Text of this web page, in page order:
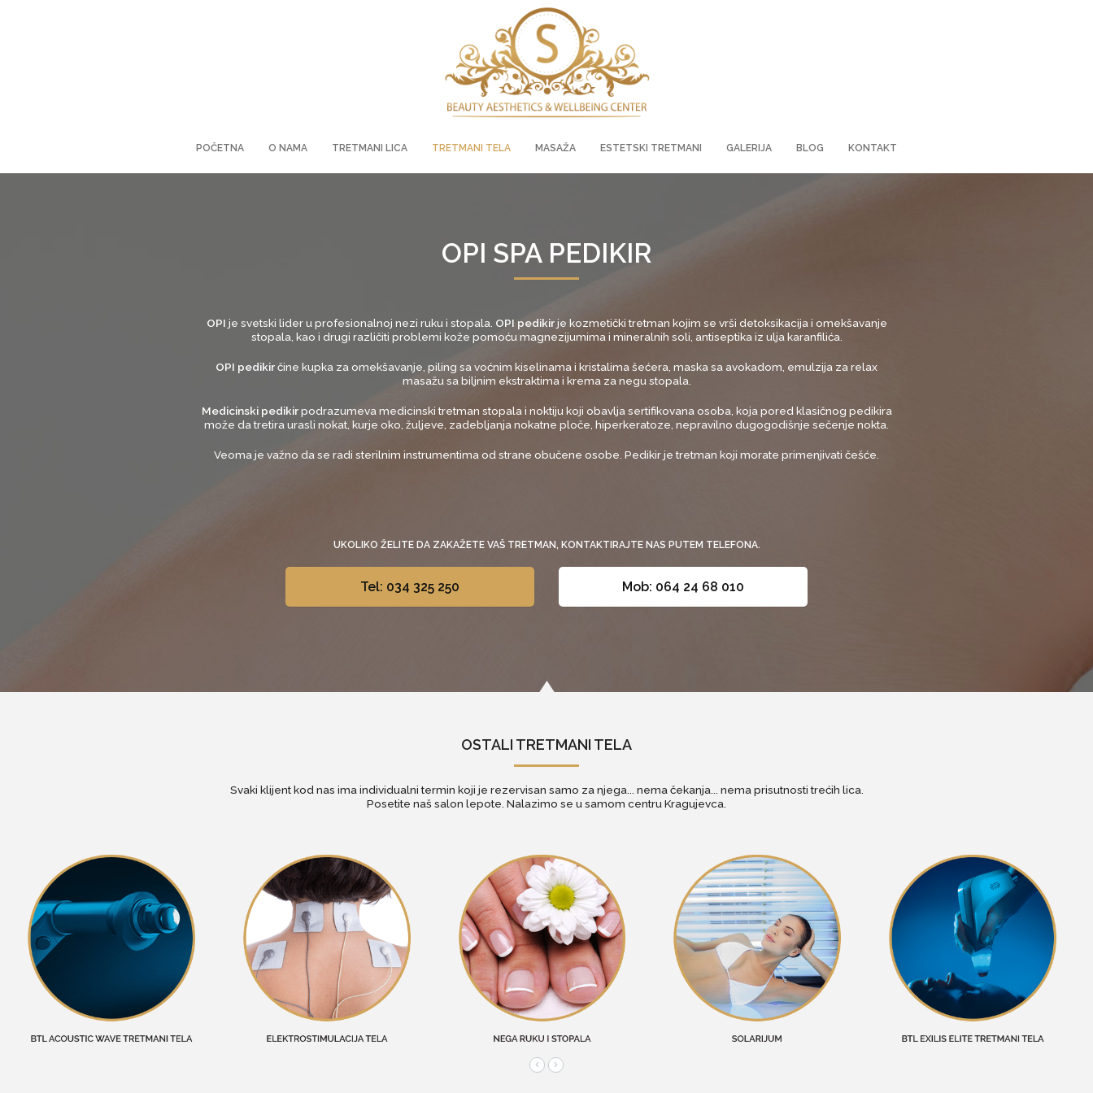
POČETNA O NAMA TRETMANI LICA TRETMANI TELA MASAŽA ESTETSKI TRETMANI GALERIJA BLOG KONTAKT
OPI SPA PEDIKIR
OPI je svetski lider u profesionalnoj nezi ruku i stopala. OPI pedikirje kozmetički tretman kojim se vrši detoksikacija i omekšavanje
stopala, kao i drugi različiti problemi kože pomoću magnezijumima i mineralnih soli, antiseptika iz ulja karanfilića.
OPI pedikirčine kupka za omekšavanje, piling sa voćnim kiselinama i kristalima šećera, maska sa avokadom, emulzija za relax
masažu sa biljnim ekstraktima i krema za negu stopala.
Medicinski pedikirpodrazumeva medicinski tretman stopala i noktiju koji obavlja sertifikovana osoba, koja pored klasičnog pedikira
može da tretira urasli nokat, kurje oko, žuljeve, zadebljanja nokatne ploče, hiperkeratoze, nepravilno dugogodišnje sečenje nokta.
Veoma je važno da se radi sterilnim instrumentima od strane obučene osobe. Pedikir je tretman koji morate primenjivati češće.
UKOLIKO ŽELITE DA ZAKAŽETE VAŠ TRETMAN, KONTAKTIRAJTE NAS PUTEM TELEFONA.
Tel: 034 325 250 Mob: 064 24 68 010
OSTALI TRETMANI TELA
Svaki klijent kod nas ima individualni termin koji je rezervisan samo za njega... nema čekanja... nema prisutnosti trećih lica.
Posetite naš salon lepote . Nalazimo se u samom centru Kragujevca.